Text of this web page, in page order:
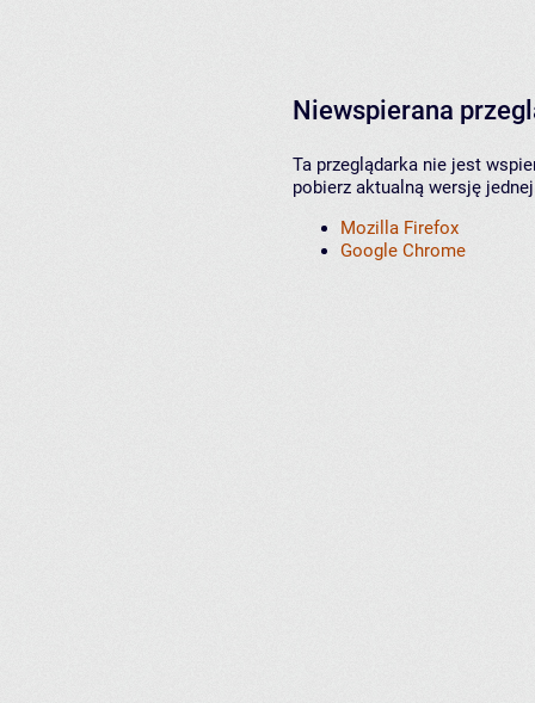
Niewspierana
Ta przeglądarka nie jest
pobierz aktualną wersję
Mozilla Firefox
Google Chrome